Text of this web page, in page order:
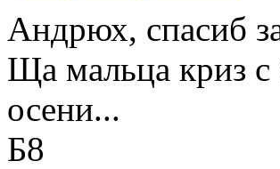
Андрюх, спасиб
Ща мальца криз
осени...
Б8